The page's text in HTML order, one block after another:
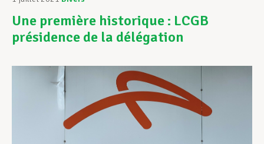
Vos droits
Assistance en vie privée
Développement professionnel
Une première historique : LCGB
présidence de la délégation